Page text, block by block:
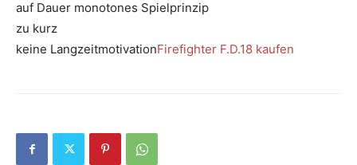
auf Dauer monotones Spielprinzip
zu kurz
keine LangzeitmotivationFirefighter F.D.18 kaufen